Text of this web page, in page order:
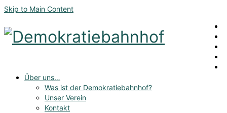
Skip to Main Content
Über uns…
Was ist der Demokratiebahnhof?
Unser Verein
Kontakt